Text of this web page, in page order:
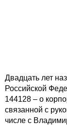
Двадцать лет
Российской
144128 – о
связанной с
числе с